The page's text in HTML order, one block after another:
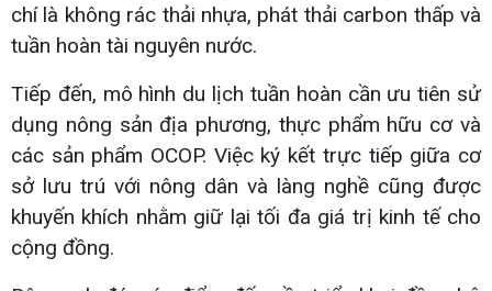
chí là không rác thải nhựa, phát thải carbon thấp và
tuần hoàn tài nguyên nước.
Tiếp đến, mô hình du lịch tuần hoàn cần ưu tiên sử
dụng nông sản địa phương, thực phẩm hữu cơ và
các sản phẩm OCOP. Việc ký kết trực tiếp giữa cơ
sở lưu trú với nông dân và làng nghề cũng được
khuyến khích nhằm giữ lại tối đa giá trị kinh tế cho
cộng đồng.